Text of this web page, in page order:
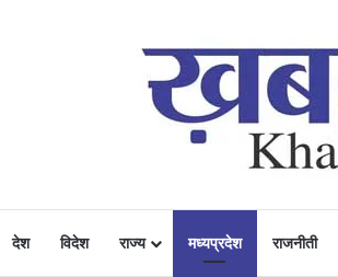
देश विदेश राज्य मध्यप्रदेश राजनीती